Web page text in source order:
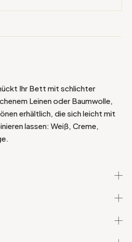
Ihr Bett mit schlichter
Leinen oder Baumwolle,
erhältlich, die sich leicht mit
lassen: Weiß, Creme,